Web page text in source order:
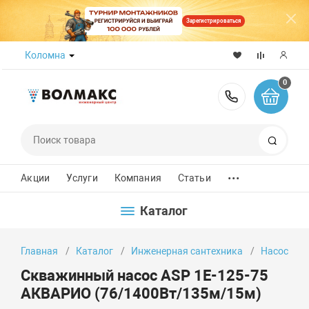
Зарегистрироваться
Коломна
8 (800)
0
Акции Услуги Компания Статьи ...
Каталог
Главная Каталог Инженерная сантехника Насосы
Скважинный насос ASP 1E-125-75
АКВАРИО (76/1400Вт/135м/15м)